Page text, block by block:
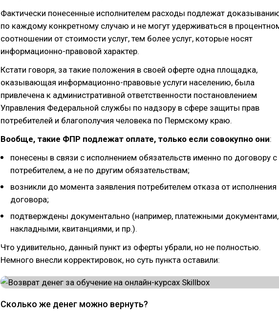
Фактически понесенные исполнителем расходы подлежат
по каждому конкретному случаю и не могут удерживаться в
соотношении от стоимости услуг, тем более услуг, которые носят
информационно-правовой характер.
Кстати говоря, за такие положения в своей оферте одна площадка,
оказывающая информационно-правовые услуги населению, была
привлечена к административной ответственности постановлением
Управления Федеральной службы по надзору в сфере защиты прав
потребителей и благополучия человека по Пермскому краю.
Вообще, такие ФПР подлежат оплате, только если совокупно они:
понесены в связи с исполнением обязательств именно по договору с
потребителем, а не по другим обязательствам;
возникли до момента заявления потребителем отказа от исполнения
договора;
подтверждены документально (например, платежными документами,
накладными, квитанциями, и пр.).
Что удивительно, данный пункт из оферты убрали, но не полностью.
Немного внесли корректировок, но суть пункта оставили:
Сколько же денег можно вернуть?